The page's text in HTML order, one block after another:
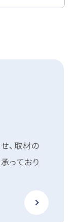
、取材の
っており